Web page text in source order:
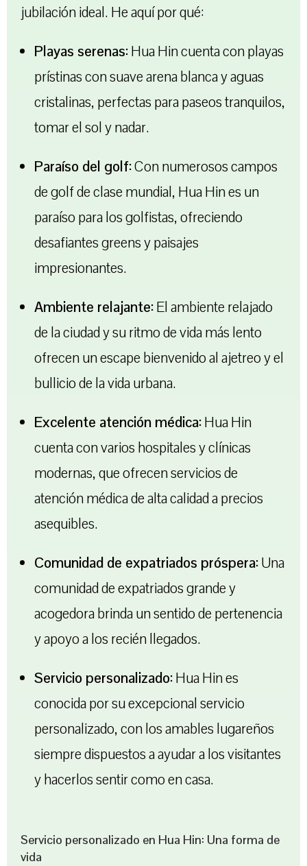
jubilación ideal. He aquí por qué:
Playas serenas:Hua Hin cuenta con playas
prístinas con suave arena blanca y aguas
cristalinas, perfectas para paseos tranquilos,
tomar el sol y nadar.
Paraíso del golf:Con numerosos campos
de golf de clase mundial, Hua Hin es un
paraíso para los golfistas, ofreciendo
desafiantes greens y paisajes
impresionantes.
Ambiente relajante:El ambiente relajado
de la ciudad y su ritmo de vida más lento
ofrecen un escape bienvenido al ajetreo y el
bullicio de la vida urbana.
Excelente atención médica:Hua Hin
cuenta con varios hospitales y clínicas
modernas, que ofrecen servicios de
atención médica de alta calidad a precios
asequibles.
Comunidad de expatriados próspera:Una
comunidad de expatriados grande y
acogedora brinda un sentido de pertenencia
y apoyo a los recién llegados.
Servicio personalizado:Hua Hin es
conocida por su excepcional servicio
personalizado, con los amables lugareños
siempre dispuestos a ayudar a los visitantes
y hacerlos sentir como en casa.
Servicio personalizado en Hua Hin: Una forma de
vida